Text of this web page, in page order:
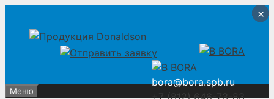
содержимому
содержимому
bora@bora.spb.ru
+7 (812) 646-73-83
Меню
×
×
×
×